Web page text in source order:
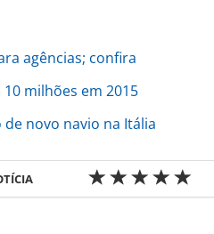
agências; confira
milhões em 2015
novo navio na Itália